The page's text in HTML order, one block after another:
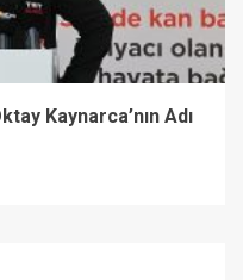
Kaynarca’nın Adı